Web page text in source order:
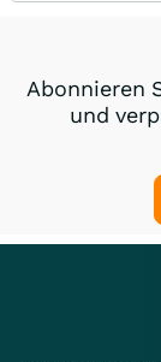
Abonnieren
und